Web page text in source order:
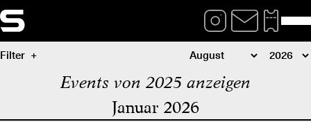
Filter
Events von 2025 anzeigen
Januar 2026